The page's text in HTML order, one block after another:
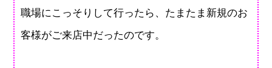
職場にこっそりして行ったら、たまたま新規のお
客様がご来店中だったのです。